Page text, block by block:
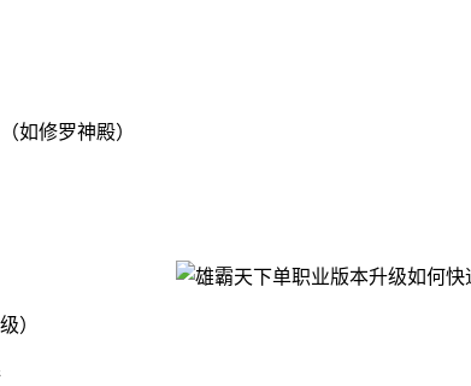
如修罗神殿）
）